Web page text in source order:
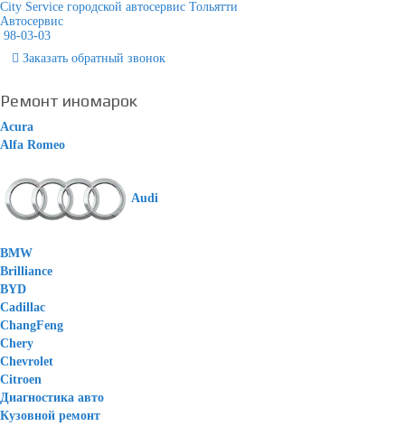
City Service городской автосервис Тольятти
Автосервис
98-03-03
Заказать обратный звонок
Ремонт иномарок
Acura
Alfa Romeo
Audi
BMW
Brilliance
BYD
Cadillac
ChangFeng
Chery
Chevrolet
Citroen
Диагностика авто
Кузовной ремонт